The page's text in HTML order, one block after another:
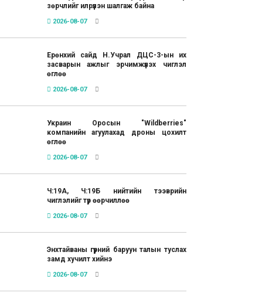
зөрчлийг илрүүлэн шалгаж байна
2026-08-07
Ерөнхий сайд Н.Учрал ДЦС-3-ын их
засварын ажлыг эрчимжүүлэх чиглэл
өглөө
2026-08-07
Украин Оросын "Wildberries"
компанийн агуулахад дроны цохилт
өглөө
2026-08-07
Ч:19А, Ч:19Б нийтийн тээврийн
чиглэлийг түр өөрчиллөө
2026-08-07
Энхтайваны гүүрний баруун талын туслах
замд хучилт хийнэ
2026-08-07